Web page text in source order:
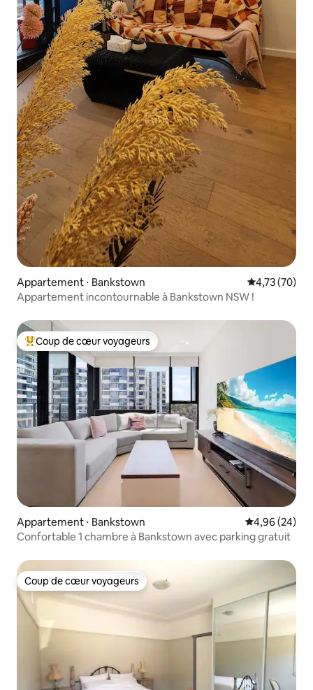
Appartement ⋅ Bankstown Évaluation
4,73 (70)
Appartement incontournable à Bankstown NSW !
Coups de cœur voyageurs les plus appréciés
Coup de cœur voyageurs
Appartement ⋅ Bankstown Évaluation
4,96 (24)
Confortable 1 chambre à Bankstown avec parking gratuit
Coup de cœur voyageurs
Coup de cœur voyageurs